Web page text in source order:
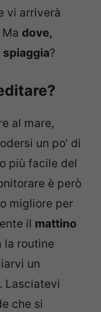
vi arriverà
dove,
spiaggia?
al mare,
un po’ di
più facile del
è però
migliore per
il mattino
la routine
un
Lasciatevi
che si